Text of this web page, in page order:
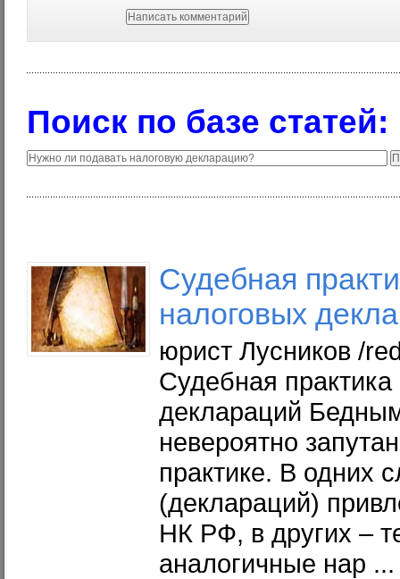
Поиск по базе статей:
Судебная
налоговых
юрист Лусников /
Судебная практика
деклараций
невероятно
практике. В одних
(деклараций)
НК РФ, в других –
аналогичные нар ...